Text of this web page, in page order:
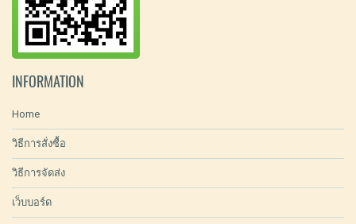
INFORMATION
Home
วิธีการสั่งซื้อ
วิธีการจัดส่ง
เว็บบอร์ด